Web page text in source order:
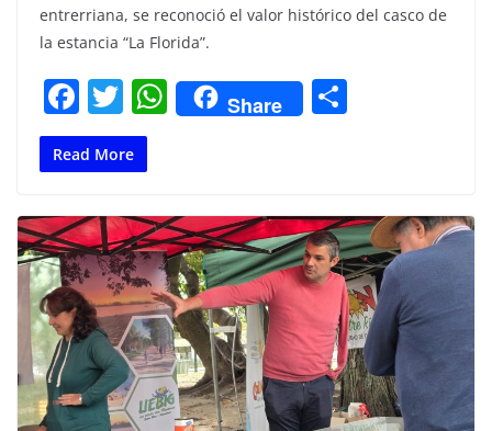
entrerriana, se reconoció el valor histórico del casco de
la estancia “La Florida”.
F
a
c
b
o
o
k
T
w
itt
W
h
A
p
p
Share
ar
tir
Read More